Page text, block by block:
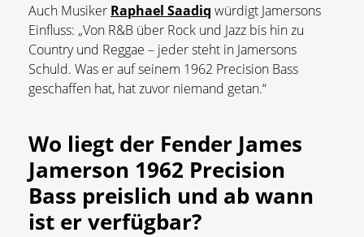
Auch Musiker Raphael Saadiq würdigt Jamersons
Einfluss: „Von R&B über Rock und Jazz bis hin zu
Country und Reggae – jeder steht in Jamersons
Schuld. Was er auf seinem 1962 Precision Bass
geschaffen hat, hat zuvor niemand getan.“
Wo liegt der Fender James
Jamerson 1962 Precision
Bass preislich und ab wann
ist er verfügbar?